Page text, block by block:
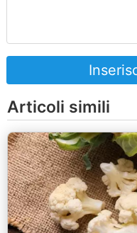
Articoli simili